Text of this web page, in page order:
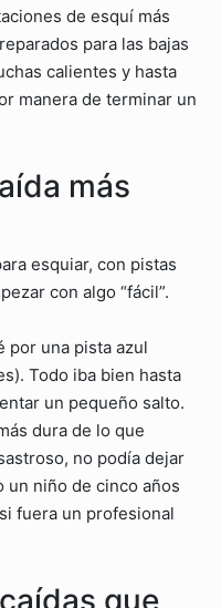
de esquí más
para las bajas
calientes y hasta
manera de terminar un
más
esquiar, con pistas
con algo “fácil”.
por una pista azul
Todo iba bien hasta
un pequeño salto.
dura de lo que
no podía dejar
un niño de cinco años
fuera un profesional
que